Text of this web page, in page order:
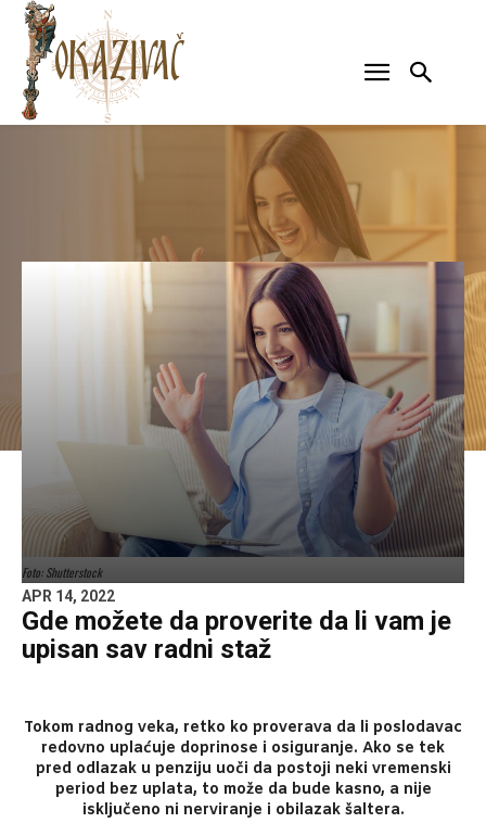
Foto: Shutterstock
APR 14, 2022
Gde možete da proverite da li vam je
upisan sav radni staž
Tokom radnog veka, retko ko proverava da li poslodavac
redovno uplaćuje doprinose i osiguranje. Ako se tek
pred odlazak u penziju uoči da postoji neki vremenski
period bez uplata, to može da bude kasno, a nije
isključeno ni nerviranje i obilazak šaltera.